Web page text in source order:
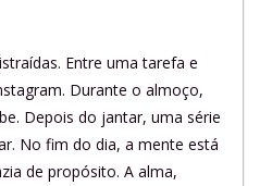
Entre uma tarefa e
Durante o almoço,
Depois do jantar, uma série
No fim do dia, a mente está
de propósito. A alma,